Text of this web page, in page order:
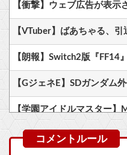
Switch2版『モンハンワイ